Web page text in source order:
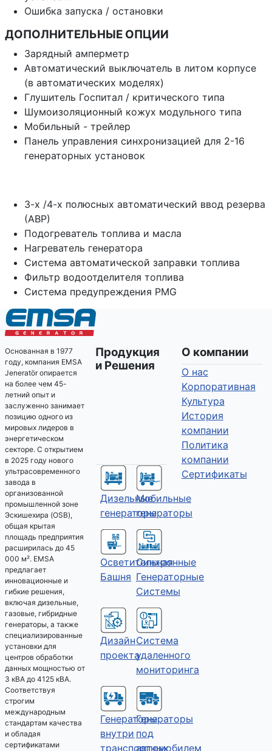
Ошибка запуска / остановки
ДОПОЛНИТЕЛЬНЫЕ ОПЦИИ
Зарядный амперметр
Автоматический выключатель в литом корпусе
(в автоматических моделях)
Глушитель Госпитал / критического типа
Шумоизоляционный кожух модульного типа
Мобильный - трейлер
Панель управления синхронизацией для 2-16
генераторных установок
3-х /4-х полюсных автоматический ввод резерва
(АВР)
Подогреватель топлива и масла
Нагреватель генератора
Система автоматической заправки топлива
Фильтр водоотделителя топлива
Система предупреждения PMG
Основанная в 1977
году, компания EMSA
Jeneratör опирается
на более чем 45-
летний опыт и
заслуженно занимает
позицию одного из
мировых лидеров в
энергетическом
секторе. С открытием
в 2025 году нового
ультрасовременного
завода в
организованной
промышленной зоне
Эскишехира (OSB),
общая крытая
площадь предприятия
расширилась до 45
000 м². EMSA
предлагает
инновационные и
гибкие решения,
включая дизельные,
газовые, гибридные
генераторы, а также
специализированные
установки для
центров обработки
данных мощностью от
3 кВА до 4125 кВА.
Соответствуя
строгим
международным
стандартам качества
и обладая
сертификатами
Продукция
и Решения
Дизельные
генераторы
Мобильные
генераторы
Осветительная
Башня
Синхронные
Генераторные
Системы
Дизайн
проекта
Система
удаленного
мониторинга
Генераторы
внутри
транспортных
Генераторы
под
автомобилем
О компании
О нас
Kорпоративная
Культура
История
компании
Политика
компании
Сертификаты